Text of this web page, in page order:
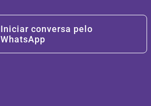
Iniciar conversa pelo
WhatsApp